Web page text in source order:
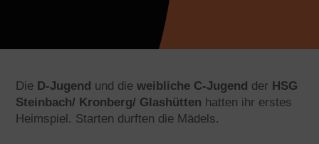
Die D-Jugend und dieweibliche C-Jugend der HSG
Steinbach/ Kronberg/ Glashütten hatten ihr erstes
Heimspiel. Starten durften die Mädels.